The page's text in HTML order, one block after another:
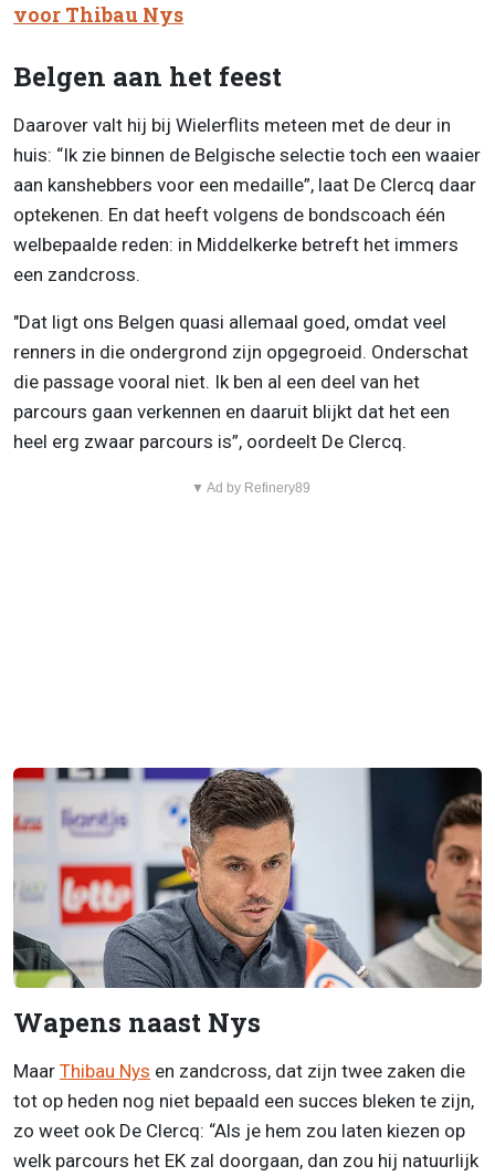
voor Thibau Nys
Belgen aan het feest
Daarover valt hij bij Wielerflits meteen met de deur in
huis: “Ik zie binnen de Belgische selectie toch een waaier
aan kanshebbers voor een medaille”, laat De Clercq daar
optekenen. En dat heeft volgens de bondscoach één
welbepaalde reden: in Middelkerke betreft het immers
een zandcross.
"Dat ligt ons Belgen quasi allemaal goed, omdat veel
renners in die ondergrond zijn opgegroeid. Onderschat
die passage vooral niet. Ik ben al een deel van het
parcours gaan verkennen en daaruit blijkt dat het een
heel erg zwaar parcours is”, oordeelt De Clercq.
▼ Ad by Refinery89
Wapens naast Nys
Maar Thibau Nys en zandcross, dat zijn twee zaken die
tot op heden nog niet bepaald een succes bleken te zijn,
zo weet ook De Clercq: “Als je hem zou laten kiezen op
welk parcours het EK zal doorgaan, dan zou hij natuurlijk